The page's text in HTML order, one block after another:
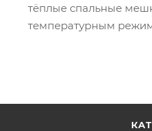
тёплые спальные
температурным